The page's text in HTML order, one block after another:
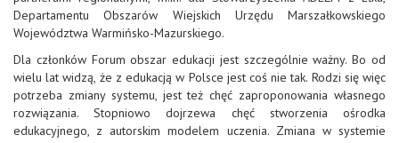
Departamentu Obszarów Wiejskich Urzędu Marszałkowskiego
Województwa Warmińsko-Mazurskiego.
Dla członków Forum obszar edukacji jest szczególnie ważny. Bo od
wielu lat widzą, że z edukacją w Polsce jest coś nie tak. Rodzi się więc
potrzeba zmiany systemu, jest też chęć zaproponowania własnego
rozwiązania. Stopniowo dojrzewa chęć stworzenia ośrodka
edukacyjnego, z autorskim modelem uczenia. Zmiana w systemie